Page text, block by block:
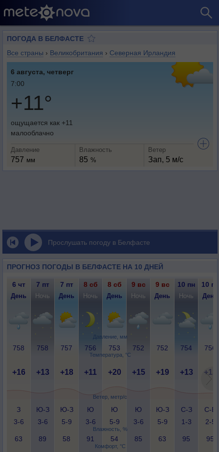
ПОГОДА В БЕЛФАСТЕ
Все страны › Великобритания › Северная Ирландия
6 августа, четверг
7:00
+11°
ощущается как +11
малооблачно
Давление
757 мм
Влажность
85 %
Ветер
Зап, 5 м/с
Прослушать погоду в Белфасте
ПРОГНОЗ ПОГОДЫ В БЕЛФАСТЕ НА 10 ДНЕЙ
Давление, мм
Температура, °C
Ветер, метр/с
Влажность, %
Комфорт, °C
6 чт 7 пт 7 пт 8 сб 8 сб 9 вс 9 вс 10 пн 10 пн
День Ночь День Ночь День Ночь День Ночь День
758 758 757 756 753 752 752 754 756
+16 +13 +18 +11 +20 +15 +19 +13 +13
З
3-6
Ю-З
3-6
Ю-З
5-9
Ю
3-6
Ю
5-9
Ю
3-6
Ю-З
5-9
С-З
1-3
С-В
2-5
63 89 58 91 54 85 63 95 95